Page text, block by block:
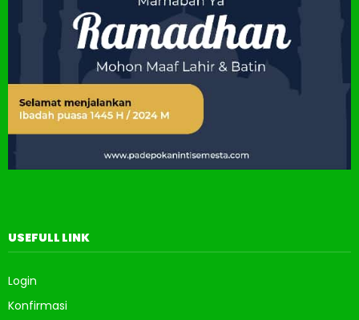
USEFULL LINK
Login
Konfirmasi